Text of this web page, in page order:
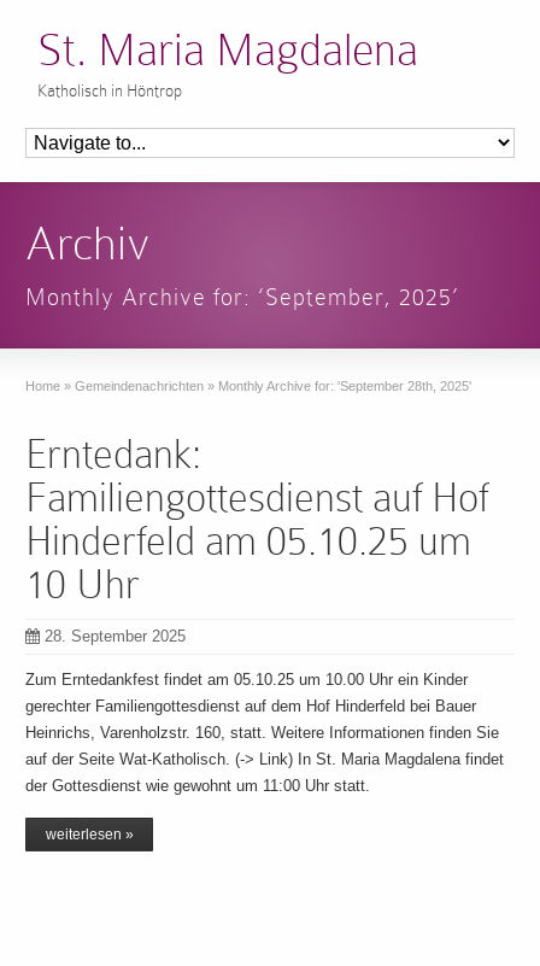
St. Maria Magdalena
Katholisch in Höntrop
Archiv
Monthly Archive for: ‘September, 2025’
Home » Gemeindenachrichten » Monthly Archive for: 'September 28th, 2025'
Erntedank:
Familiengottesdienst auf Hof
Hinderfeld am 05.10.25 um
10 Uhr
28. September 2025
Zum Erntedankfest findet am 05.10.25 um 10.00 Uhr ein Kinder
gerechter Familiengottesdienst auf dem Hof Hinderfeld bei Bauer
Heinrichs, Varenholzstr. 160, statt. Weitere Informationen finden Sie
auf der Seite Wat-Katholisch. (-> Link) In St. Maria Magdalena findet
der Gottesdienst wie gewohnt um 11:00 Uhr statt.
weiterlesen »